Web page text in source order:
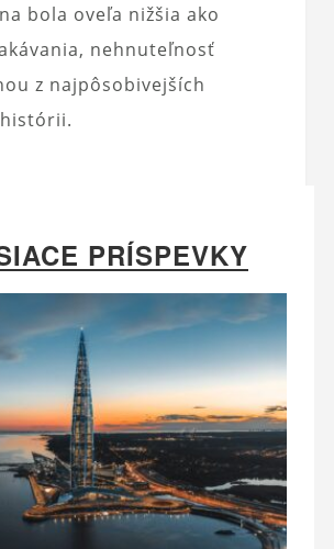
bola oveľa nižšia ako
nehnuteľnosť
z najpôsobivejších
PRÍSPEVKY